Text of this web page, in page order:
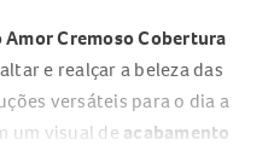
Amor Cremoso Cobertura
e realçar a beleza das
versáteis para o dia a
um visual de acabamento